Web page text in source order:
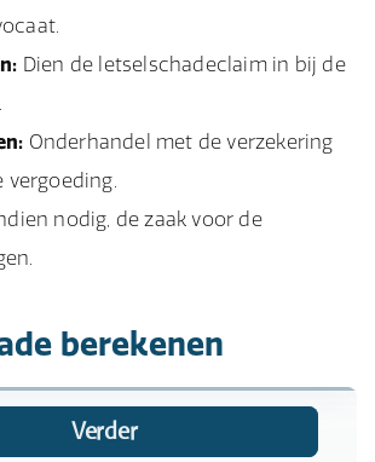
Dien de letselschadeclaim in bij de
Onderhandel met de verzekering
vergoeding.
nodig, de zaak voor de
berekenen